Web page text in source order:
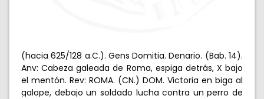
(hacia 625/128 a.C.). Gens Domitia. Denario. (Bab. 14).
Anv: Cabeza galeada de Roma, espiga detrás, X bajo
el mentón. Rev: ROMA. (CN.) DOM. Victoria en biga al
galope, debajo un soldado lucha contra un perro de